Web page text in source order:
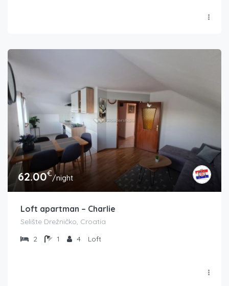
62.00€/night
Loft apartman – Charlie
Selište Drežničko, Croatia
2
1 4 Loft